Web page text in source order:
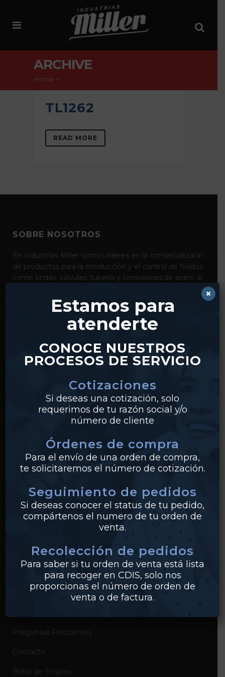
ARCHIVE
Home >
TL1262
READ MORE
SOBRE NOSOTROS
En Industrias Miller somos líderes en la comercializacin
de productos para la conducción y el control de fluidos
como bridas, válvulas, tubería y conexiones de acero al
nuestros centros en Monterrey y Guadalajara,
realizamos envíos a clientes en todo México.
PRODUCTOS
Bridas
Conexiones
EMPRESA
Sobre Industrias Miller
Certificados de Productos
Preguntas Frecuentes
Contacto
Bolsa de Empleo
Estamos para
atenderte
CONOCE NUESTROS
PROCESOS DE SERVICIO
Cotizaciones
Si deseas una cotización, solo
requerimos de tu razón social y/o
número de cliente
Órdenes de compra
Para el envío de una orden de compra,
te solicitaremos el número de cotización.
Seguimiento de pedidos
Si deseas conocer el status de tu pedido,
compártenos el numero de tu orden de
venta.
Recolección de pedidos
Para saber si tu orden de venta está lista
para recoger en CDIS, solo nos
proporcionas el número de orden de
venta o de factura.
×